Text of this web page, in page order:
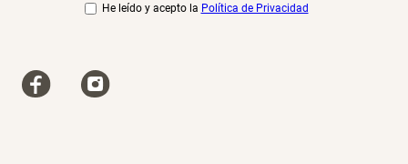
He leído y acepto la Política de Privacidad